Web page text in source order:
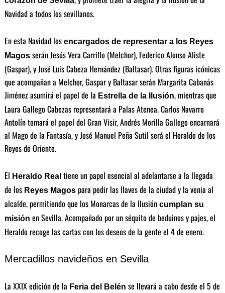
Navidad a todos los sevillanos.
En esta Navidad los encargados de representar a los Reyes
Magosserán Jesús Vera Carrillo (Melchor), Federico Alonso Aliste
(Gaspar), y José Luis Cabeza Hernández (Baltasar). Otras figuras icónicas
que acompañan a Melchor, Gaspar y Baltasar serán Margarita Cabanás
Jiménez asumirá el papel de la Estrella de la Ilusión, mientras que
Laura Gallego Cabezas representará a Palas Atenea. Carlos Navarro
Antolín tomará el papel del Gran Visir, Andrés Morilla Gallego encarnará
al Mago de la Fantasía, y José Manuel Peña Sutil será el Heraldo de los
Reyes de Oriente.
El Heraldo Real tiene un papel esencial al adelantarse a la llegada
de los Reyes Magospara pedir las llaves de la ciudad y la venia al
alcalde, permitiendo que los Monarcas de la Ilusión cumplan su
misión en Sevilla. Acompañado por un séquito de beduinos y pajes, el
Heraldo recoge las cartas con los deseos de la gente el 4 de enero.
Mercadillos navideños en Sevilla
La XXIX edición de la Feria del Belén se llevará a cabo desde el 5 de